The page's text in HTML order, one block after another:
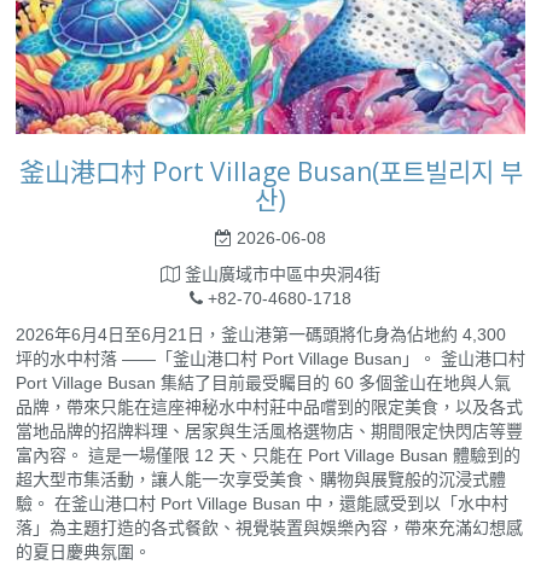
釜山港口村 Port Village Busan(포트빌리지 부
산)
2026-06-08
釜山廣域市中區中央洞4街
+82-70-4680-1718
2026年6月4日至6月21日，釜山港第一碼頭將化身為佔地約 4,300
坪的水中村落 ——「釜山港口村 Port Village Busan」。 釜山港口村
Port Village Busan 集結了目前最受矚目的 60 多個釜山在地與人氣
品牌，帶來只能在這座神秘水中村莊中品嚐到的限定美食，以及各式
當地品牌的招牌料理、居家與生活風格選物店、期間限定快閃店等豐
富內容。 這是一場僅限 12 天、只能在 Port Village Busan 體驗到的
超大型市集活動，讓人能一次享受美食、購物與展覽般的沉浸式體
驗。 在釜山港口村 Port Village Busan 中，還能感受到以「水中村
落」為主題打造的各式餐飲、視覺裝置與娛樂內容，帶來充滿幻想感
的夏日慶典氛圍。